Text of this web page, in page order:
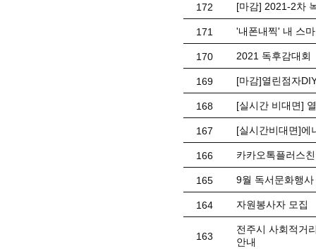
172 [마감] 2021-2차
171 '내폰내찍' 내 스
170 2021 독후감대회
169 [마감]열린점자
168 [실시간 비대면]
167 [실시간비대면]
166 카카오톡플러스
165 9월 독서문화행
164 자원봉사자 모집
163
전주시 사회적거
안내